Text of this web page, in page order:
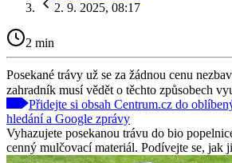
2. 9. 2025, 08:17
2 min
Posekané trávy už se za žádnou cenu
zahradník musí vědět o těchto způsobech
Přidejte si obsah Centrum.cz do
hledání a Google zprávy
Vyhazujete posekanou trávu do bio
cenný mulčovací materiál. Podívejte se, jak